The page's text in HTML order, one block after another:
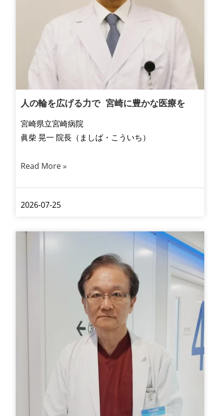
人の輪を広げる力で 宮崎に豊かな医療を
宮崎県立宮崎病院
眞柴 晃一 院長（ましば・こういち）
Read More »
2026-07-25